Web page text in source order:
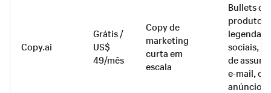
Copy.ai
Grátis /
US$
49/mês
Copy de
marketing
curta em
escala
Bullets de
produto,
legendas
sociais,
de
e-mail,
anúncio